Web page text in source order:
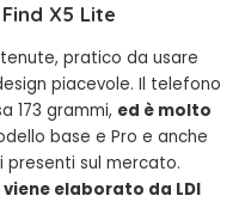
X5 Lite
pratico da usare
piacevole. Il telefono
173 grammi, ed è molto
base e Pro e anche
sul mercato.
elaborato da LDI